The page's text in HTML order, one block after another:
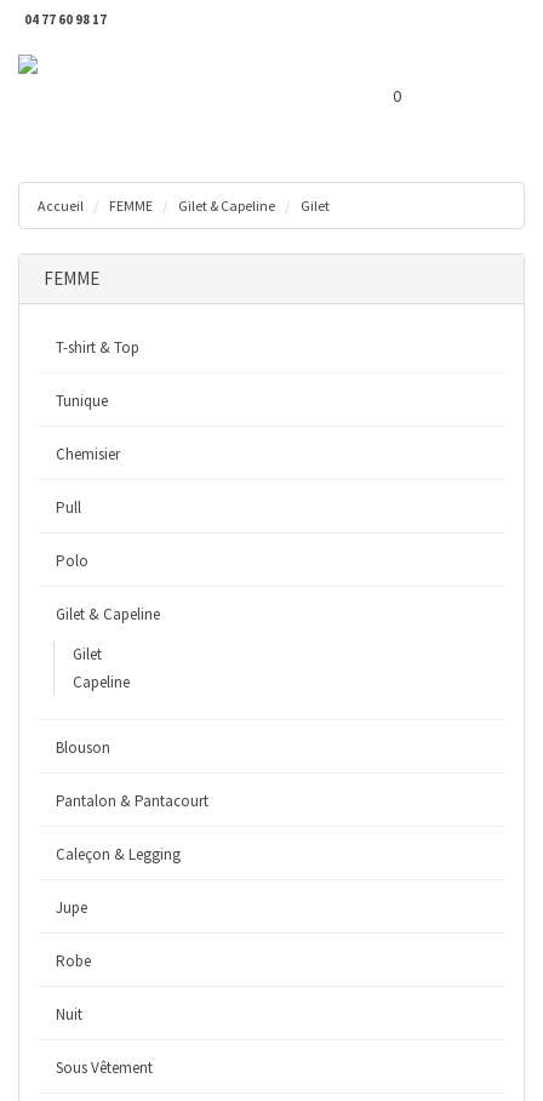
04 77 60 98 17
0
Accueil FEMME Gilet & Capeline Gilet
FEMME
T-shirt & Top
Tunique
Chemisier
Pull
Polo
Gilet & Capeline
Gilet
Capeline
Blouson
Pantalon & Pantacourt
Caleçon & Legging
Jupe
Robe
Nuit
Sous Vêtement